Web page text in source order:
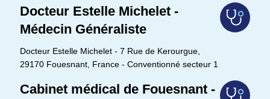
Docteur Estelle Michelet -
Médecin Généraliste
Docteur Estelle Michelet - 7 Rue de Kerourgue,
29170 Fouesnant, France - Conventionné secteur 1
Cabinet médical de Fouesnant -